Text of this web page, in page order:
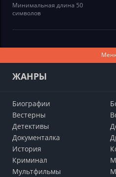
Минимальная длина 50
символов
ЖАНРЫ
Биографии
Вестерны
Детективы
Документалка
История
Криминал
Мультфильмы